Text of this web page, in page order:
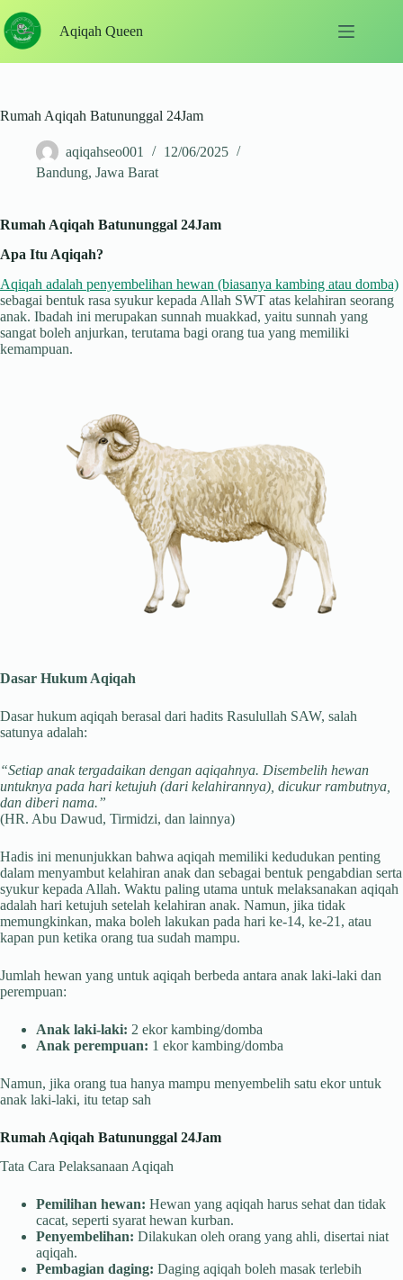
to
content
Aqiqah Queen
Rumah Aqiqah Batununggal 24Jam
aqiqahseo001
12/06/2025
Bandung, Jawa Barat
Rumah Aqiqah Batununggal 24Jam
Apa Itu Aqiqah?
Aqiqah adalah penyembelihan hewan (biasanya kambing atau domba)
sebagai bentuk rasa syukur kepada Allah SWT atas kelahiran seorang
anak. Ibadah ini merupakan sunnah muakkad, yaitu sunnah yang
sangat boleh anjurkan, terutama bagi orang tua yang memiliki
kemampuan.
Dasar Hukum Aqiqah
Dasar hukum aqiqah berasal dari hadits Rasulullah SAW, salah
satunya adalah:
“Setiap anak tergadaikan dengan aqiqahnya. Disembelih hewan
untuknya pada hari ketujuh (dari kelahirannya), dicukur rambutnya,
dan diberi nama.”
(HR. Abu Dawud, Tirmidzi, dan lainnya)
Hadis ini menunjukkan bahwa aqiqah memiliki kedudukan penting
dalam menyambut kelahiran anak dan sebagai bentuk pengabdian serta
syukur kepada Allah. Waktu paling utama untuk melaksanakan aqiqah
adalah hari ketujuh setelah kelahiran anak. Namun, jika tidak
memungkinkan, maka boleh lakukan pada hari ke-14, ke-21, atau
kapan pun ketika orang tua sudah mampu.
Jumlah hewan yang untuk aqiqah berbeda antara anak laki-laki dan
perempuan:
Anak laki-laki: 2 ekor kambing/domba
Anak perempuan: 1 ekor kambing/domba
Namun, jika orang tua hanya mampu menyembelih satu ekor untuk
anak laki-laki, itu tetap sah
Rumah Aqiqah Batununggal 24Jam
Tata Cara Pelaksanaan Aqiqah
Pemilihan hewan: Hewan yang aqiqah harus sehat dan tidak
cacat, seperti syarat hewan kurban.
Penyembelihan: Dilakukan oleh orang yang ahli, disertai niat
aqiqah.
Pembagian daging: Daging aqiqah boleh masak terlebih